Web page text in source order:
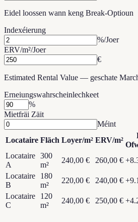
Eidel loossen wann keng Break-Optioun
Indexéierung
%/Joer
ERV/m²/Joer
€
Estimated Rental Value — geschate
Erneiungswahrscheinlechkeet
%
Mietfräi Zäit
Méint
Locataire Fläch Loyer/m² ERV/m²
Locataire
A
300
m²
240,00 € 260,00 € +
Locataire
B
180
m²
220,00 € 240,00 € +9.1
Locataire
C
120
m²
240,00 € 250,00 € +